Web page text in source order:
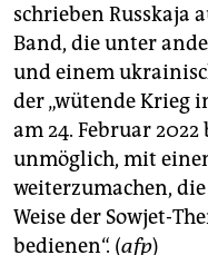
schrieben Russkaja
Band, die unter
und einem
der „wütende Krieg
am 24. Februar
unmöglich, mit
weiterzumachen,
Weise der Sowjet-
bedienen“. (afp)